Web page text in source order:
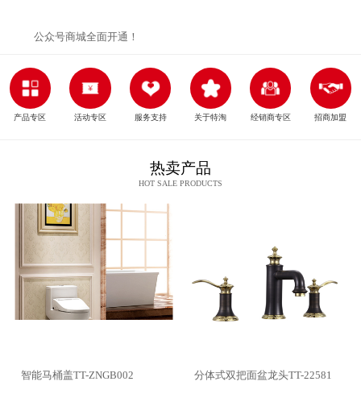
公众号商城全面开通！
产品专区 活动专区 服务支持 关于特淘 经销商专区 招商加盟
热卖产品
HOT SALE PRODUCTS
智能马桶盖TT-ZNGB002 分体式双把面盆龙头TT-22581